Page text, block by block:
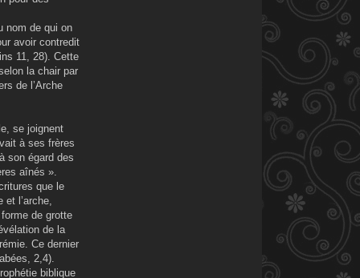
nom de qui on
avoir contredit
11, 28). Cette
la chair par
de l’Arche
se joignent
à ses frères
son égard des
aînés ».
que le
l’arche,
de grotte
de la
Ce dernier
2,4).
biblique